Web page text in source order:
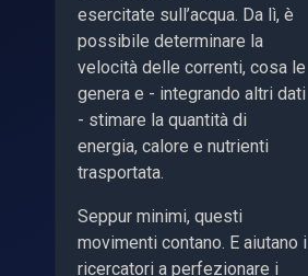
esercitate sull’acqua. Da lì, è
possibile determinare la
velocità delle correnti, cosa le
genera e - integrando altri dati
- stimare la quantità di
energia, calore e nutrienti
trasportata.
Seppur minimi, questi
movimenti contano. E aiutano i
ricercatori a perfezionare i